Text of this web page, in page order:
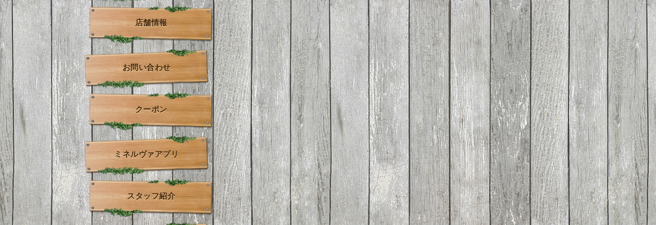
店舗情報
お問い合わせ
クーポン
ミネルヴァアプリ
スタッフ紹介